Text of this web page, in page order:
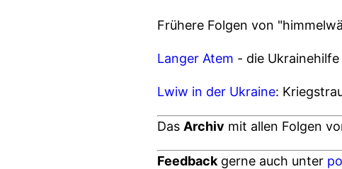
Frühere Folgen von
Langer Atem - die
Lwiw in der Ukraine:
Das Archiv mit allen Folgen
Feedback gerne auch unter